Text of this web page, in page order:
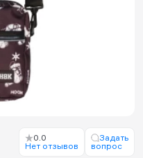
0.0
Нет отзывов
Задать
вопрос